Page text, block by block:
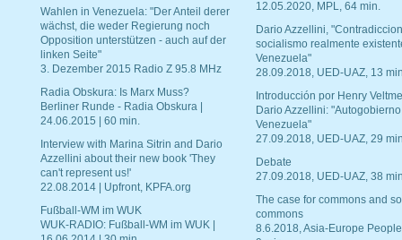
Wahlen in Venezuela: "Der Anteil derer
wächst, die weder Regierung noch
Opposition unterstützen - auch auf der
linken Seite"
3. Dezember 2015 Radio Z 95.8 MHz
Radia Obskura: Is Marx Muss?
Berliner Runde - Radia Obskura |
24.06.2015 | 60 min.
Interview with Marina Sitrin and Dario
Azzellini about their new book 'They
can't represent us!'
22.08.2014 | Upfront, KPFA.org
Fußball-WM im WUK
WUK-RADIO: Fußball-WM im WUK |
12.05.2020, MPL, 64 min.
Dario Azzellini,
socialismo realmente
Venezuela"
28.09.2018, UED-UAZ, 13
Introducción por Henry
Dario Azzellini:
Venezuela"
27.09.2018, UED-UAZ, 29
Debate
27.09.2018, UED-UAZ, 38
The case for commons and
commons
8.6.2018, Asia-Europe